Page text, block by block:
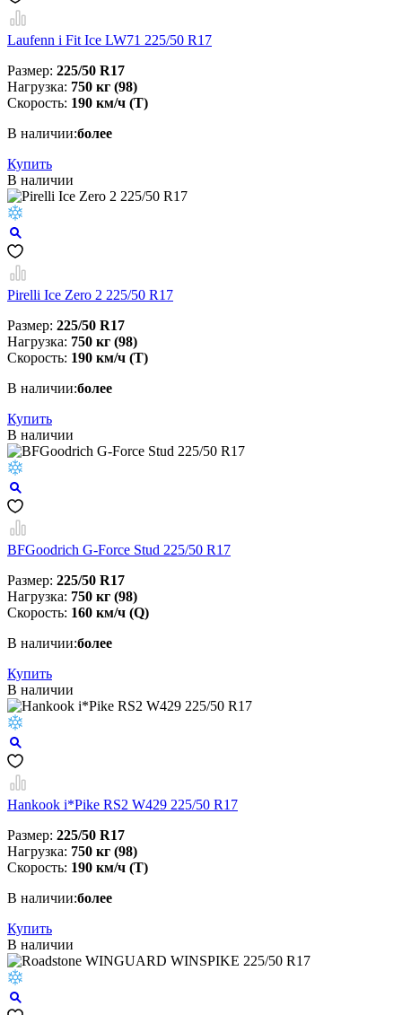
Laufenn i Fit Ice LW71 225/50 R17
Размер: 225/50 R17
Нагрузка: 750 кг (98)
Скорость: 190 км/ч (T)
В наличии:более
Купить
В наличии
Pirelli Ice Zero 2 225/50 R17
Размер: 225/50 R17
Нагрузка: 750 кг (98)
Скорость: 190 км/ч (T)
В наличии:более
Купить
В наличии
BFGoodrich G-Force Stud 225/50 R17
Размер: 225/50 R17
Нагрузка: 750 кг (98)
Скорость: 160 км/ч (Q)
В наличии:более
Купить
В наличии
Hankook i*Pike RS2 W429 225/50 R17
Размер: 225/50 R17
Нагрузка: 750 кг (98)
Скорость: 190 км/ч (T)
В наличии:более
Купить
В наличии